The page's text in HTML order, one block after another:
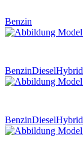
Benzin
BenzinDieselHybrid
BenzinDieselHybrid